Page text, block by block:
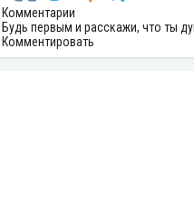
Комментарии
Будь первым и расскажи, что ты
Комментировать